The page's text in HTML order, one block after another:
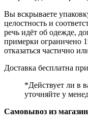
Вы вскрываете
целостность и
речь идёт об одежде,
примерки ограничено
отказаться частично
Доставка бесплатна
*Действует ли в
уточняйте у
Самовывоз из